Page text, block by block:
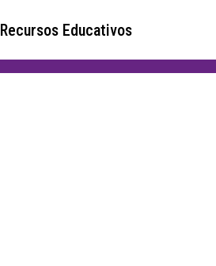
Recursos Educativos